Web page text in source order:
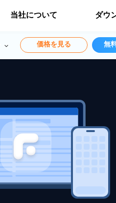
当社について ダウ
価格を見る 無